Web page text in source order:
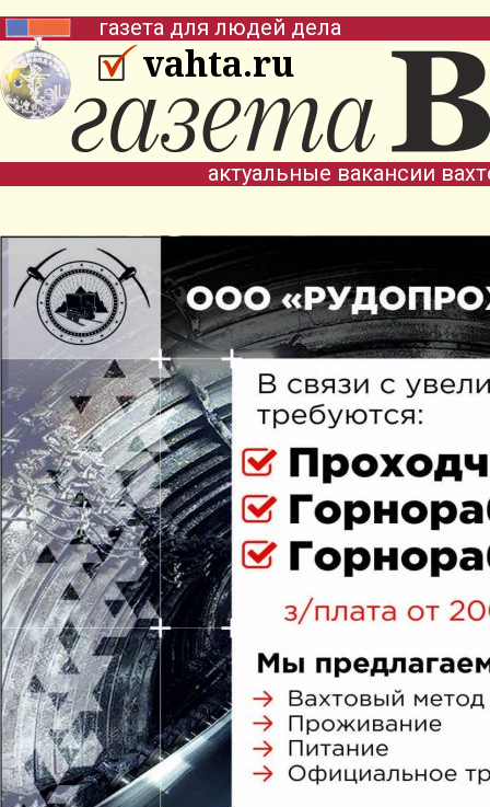
vahta.ru
газета для людей дела
актуальные вакансии